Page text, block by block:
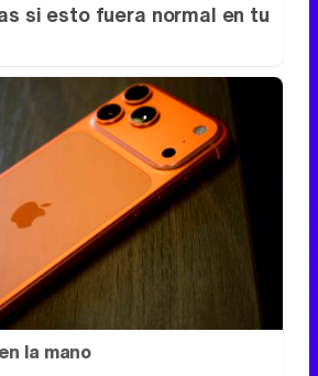
la mano
iPhone completa tu look?